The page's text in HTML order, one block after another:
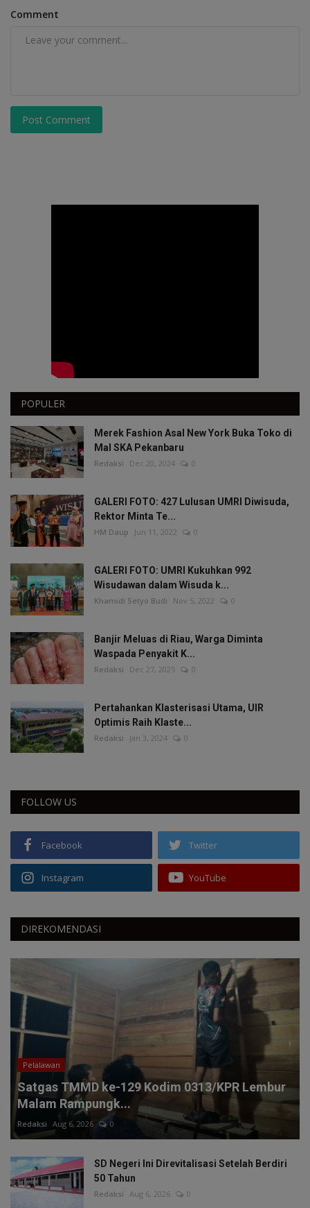
Comment
Post Comment
POPULER
Merek Fashion Asal New York Buka Toko di
Mal SKA Pekanbaru
Redaksi Dec 20, 2024 0
GALERI FOTO: 427 Lulusan UMRI Diwisuda,
Rektor Minta Te...
HM Daup Jun 11, 2022 0
GALERI FOTO: UMRI Kukuhkan 992
Wisudawan dalam Wisuda k...
Khamidi Setyo Budi Nov 5, 2022 0
Banjir Meluas di Riau, Warga Diminta
Waspada Penyakit K...
Redaksi Dec 27, 2025 0
Pertahankan Klasterisasi Utama, UIR
Optimis Raih Klaste...
Redaksi Jan 3, 2024 0
FOLLOW US
Facebook Twitter
Instagram YouTube
DIREKOMENDASI
Pelalawan
Satgas TMMD ke-129 Kodim 0313/KPR Lembur
Malam Rampungk...
Redaksi Aug 6, 2026 0
SD Negeri Ini Direvitalisasi Setelah Berdiri
50 Tahun
Redaksi Aug 6, 2026 0